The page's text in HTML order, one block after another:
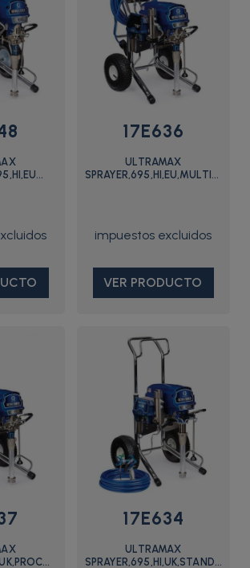
17E636
ULTRAMAX
VER PRODUCTO
17E634
ULTRAMAX
SPRAYER,695,HI,UK,STANDARD